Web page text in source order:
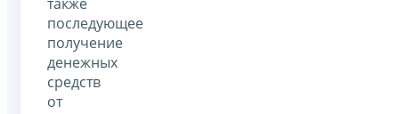
последующее
получение
денежных
средств
от